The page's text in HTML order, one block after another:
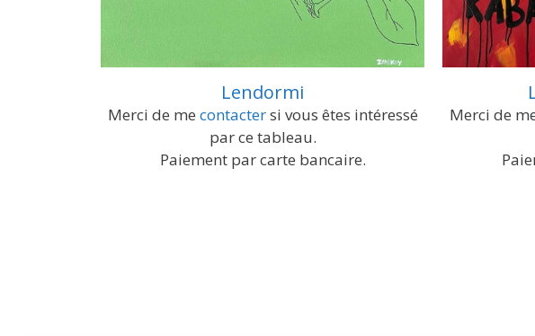
Lendormi
Merci de me contactersi vous êtes intéressé
par ce tableau.
Paiement par carte bancaire.
Merci de